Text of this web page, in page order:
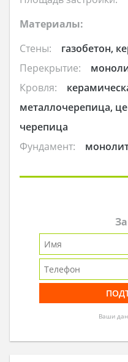
Материалы:
Стены:
газобетон,
Перекрытие:
Кровля:
металлочерепица,
черепица
Фундамент:
Ваши